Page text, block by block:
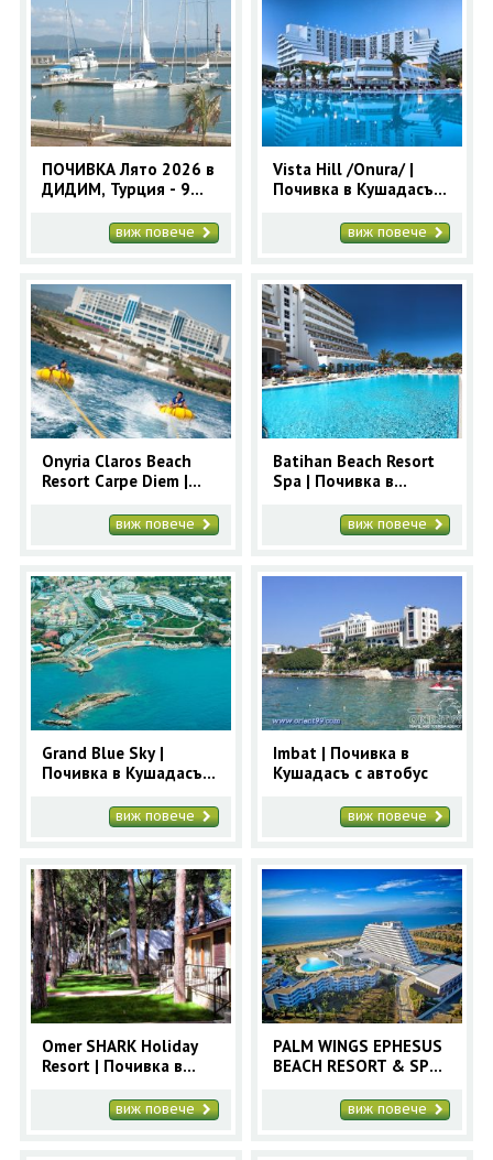
ПОЧИВКА Лято 2026 в
ДИДИМ, Турция - 9
програмавиж повече
Vista Hill /Onura/ |
Почивка в Кушадасъ с
виж повече
Onyria Claros Beach
Resort Carpe Diem |
виж повече
Batihan Beach Resort
Spa | Почивка в
виж повече
Grand Blue Sky |
Почивка в Кушадасъ с
виж повече
Imbat | Почивка в
Кушадасъ с автобус
виж повече
Omer SHARK Holiday
Resort | Почивка в
виж повече
PALM WINGS EPHESUS
BEACH RESORT & SPA |
виж повече